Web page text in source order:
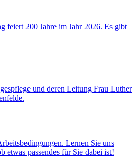
feiert 200 Jahre im Jahr 2026. Es gibt
und deren Leitung Frau Luther
Lernen Sie uns
etwas passendes für Sie dabei ist!